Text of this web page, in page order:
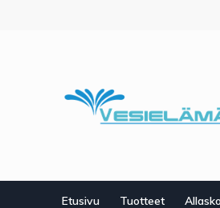
Etusivu Tuotteet